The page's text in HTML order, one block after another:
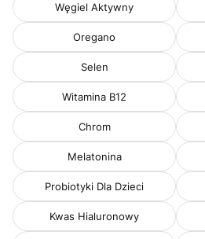
Węgiel Aktywny
Oregano
Selen
Witamina B12
Chrom
Melatonina
Probiotyki Dla Dzieci
Kwas Hialuronowy